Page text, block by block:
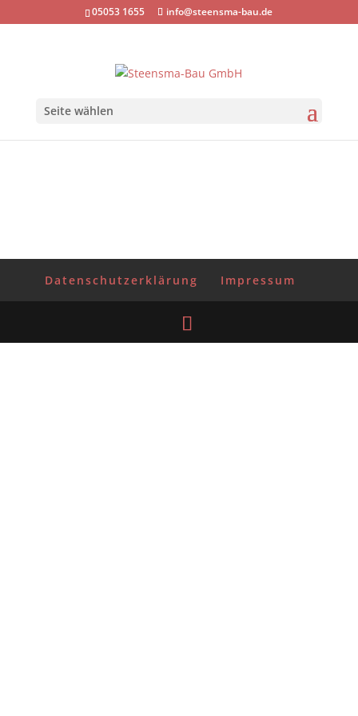
05053 1655 info@steensma-bau.de
Seite wählen
Fliesenarbeiten
Datenschutzerklärung Impressum